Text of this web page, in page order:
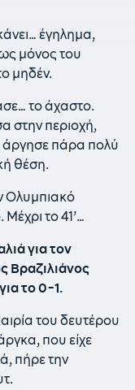
έγηλημα,
μόνος του
μηδέν.
το άχαστο.
στην περιοχή,
άργησε πάρα πολύ
θέση.
Ολυμπιακό
το 41’…
για τον
Βραζιλιάνος
το 0-1.
του δευτέρου
που είχε
πήρε την